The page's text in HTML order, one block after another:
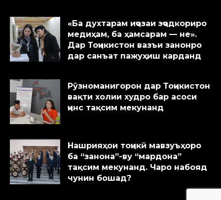
«Ба духтарам иҷозаи эҷодкориро
медиҳам, ба ҳамсарам — не».
Дар Тоҷикистон вазъи занонро
дар санъат пажуҳиш карданд
Рӯзноманигорон дар Тоҷикистон
вақти холии худро бар асоси
ҷинс тақсим мекунанд
Нашрияҳои тоҷикӣ мавзуъҳоро
ба “занона”-ву “мардона”
тақсим мекунанд. Чаро набояд
чунин бошад?